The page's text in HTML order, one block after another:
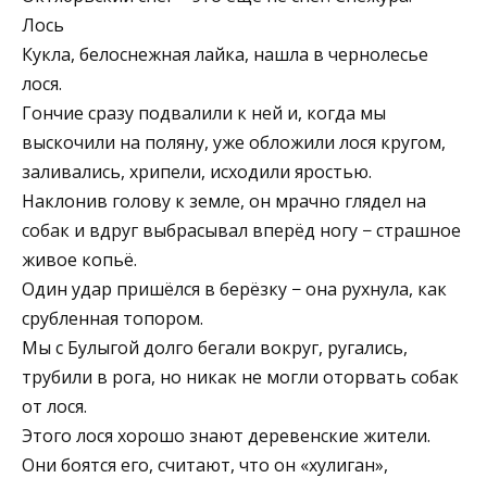
Лось
Кукла, белоснежная лайка, нашла в чернолесье
лося.
Гончие сразу подвалили к ней и, когда мы
выскочили на поляну, уже обложили лося кругом,
заливались, хрипели, исходили яростью.
Наклонив голову к земле, он мрачно глядел на
собак и вдруг выбрасывал вперёд ногу − страшное
живое копьё.
Один удар пришёлся в берёзку − она рухнула, как
срубленная топором.
Мы с Булыгой долго бегали вокруг, ругались,
трубили в рога, но никак не могли оторвать собак
от лося.
Этого лося хорошо знают деревенские жители.
Они боятся его, считают, что он «хулиган»,